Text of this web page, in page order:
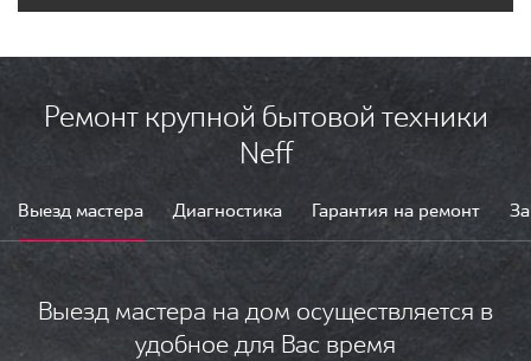
Ремонт крупной бытовой техники
Neff
Выезд мастера Диагностика Гарантия на ремонт
Выезд мастера на дом осуществляется в
удобное для Вас время